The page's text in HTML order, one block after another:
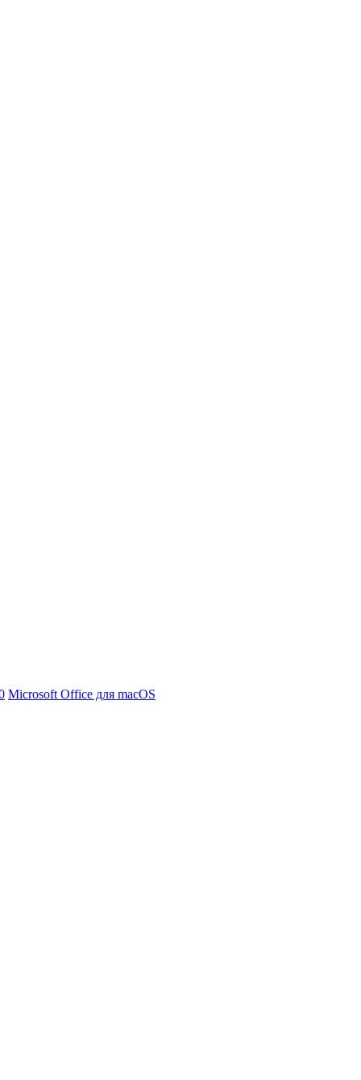
Microsoft Office для macOS